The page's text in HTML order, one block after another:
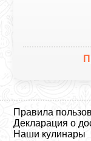
Правила
Декларация о
Наши кулинары